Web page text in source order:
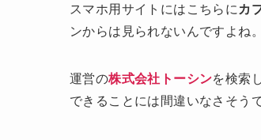
スマホ用サイトにはこちらに カ
ンからは見られないんですよね。
運営の株式会社トーシンを検索
できることには間違いなさそうで